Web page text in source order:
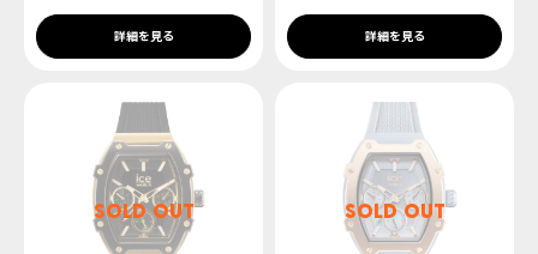
詳細を見る 詳細を見る
SOLD OUT SOLD OUT